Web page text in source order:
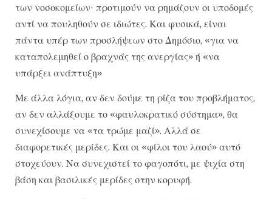
των νοσοκομείων· προτιμούν να ρημάζουν οι υποδομές
αντί να πουληθούν σε ιδιώτες. Και φυσικά, είναι
πάντα υπέρ των προσλήψεων στο Δημόσιο, «για να
καταπολεμηθεί ο βραχνάς της ανεργίας» ή «να
υπάρξει ανάπτυξη»
Με άλλα λόγια, αν δεν δούμε τη ρίζα του προβλήματος,
αν δεν αλλάξουμε το «φαυλοκρατικό σύστημα», θα
συνεχίσουμε να «τα τρώμε μαζί». Αλλά σε
διαφορετικές μερίδες. Και οι «φίλοι του λαού» αυτό
στοχεύουν. Να συνεχιστεί το φαγοπότι, με ψιχία στη
βάση και βασιλικές μερίδες στην κορυφή.